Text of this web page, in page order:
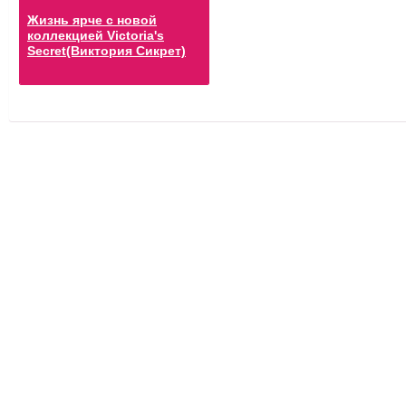
Жизнь ярче с новой
коллекцией Victoria's
Secret(Виктория Сикрет)